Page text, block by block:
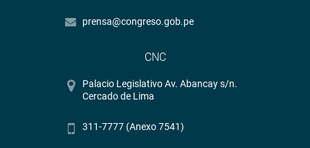
prensa@congreso.gob.pe
CNC
Palacio Legislativo Av. Abancay s/n.
Cercado de Lima
311-7777 (Anexo 7541)